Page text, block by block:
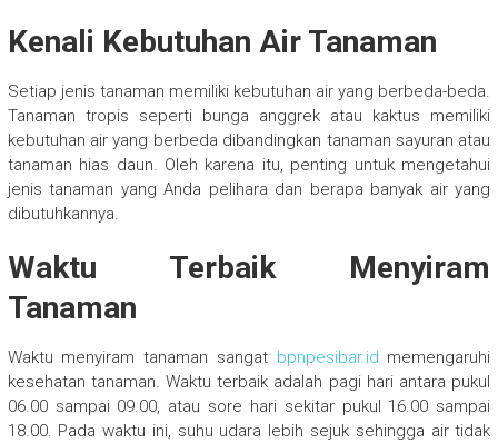
Kenali Kebutuhan Air Tanaman
Setiap jenis tanaman memiliki kebutuhan air yang berbeda-beda.
Tanaman tropis seperti bunga anggrek atau kaktus memiliki
kebutuhan air yang berbeda dibandingkan tanaman sayuran atau
tanaman hias daun. Oleh karena itu, penting untuk mengetahui
jenis tanaman yang Anda pelihara dan berapa banyak air yang
dibutuhkannya.
Waktu Terbaik Menyiram
Tanaman
Waktu menyiram tanaman sangat bpnpesibar.id memengaruhi
kesehatan tanaman. Waktu terbaik adalah pagi hari antara pukul
06.00 sampai 09.00, atau sore hari sekitar pukul 16.00 sampai
18.00. Pada waktu ini, suhu udara lebih sejuk sehingga air tidak